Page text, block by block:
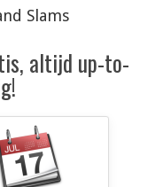
Slams
altijd up-to-